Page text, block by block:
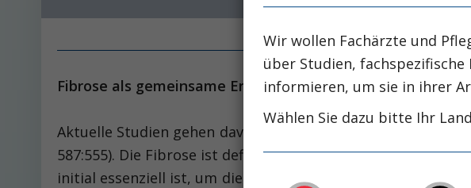
Fibrose als gemeinsame Endstrecke chronischer
Aktuelle Studien gehen davon aus, dass Fibrose an über
587:555). Die Fibrose ist definiert als pathologische
initial essenziell ist, um die Gewebeintegrität zu erhalten
Wir wollen Fachärzte und
über Studien,
informieren, um sie in ihrer
Wählen Sie dazu bitte Ihr